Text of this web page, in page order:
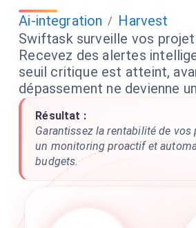
Ai-integration / Harvest
Swiftask surveille vos
Recevez des alertes
seuil critique est atteint,
dépassement ne devienne
Résultat :
Garantissez la rentabilité de vos
un monitoring proactif et
budgets.